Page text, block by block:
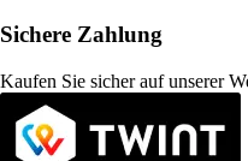
Sichere Zahlung
Kaufen Sie sicher auf unserer